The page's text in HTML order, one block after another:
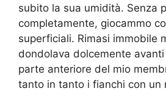
subito la sua umidità. Senza
completamente, giocammo
superficiali. Rimasi immobile
dondolava dolcemente
parte anteriore del mio
tanto in tanto i fianchi con un